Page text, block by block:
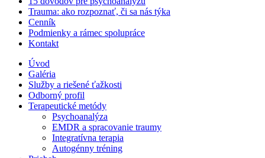
Trauma: ako rozpoznať, či sa nás týka
Cenník
Podmienky a rámec spolupráce
Kontakt
Úvod
Galéria
Služby a riešené ťažkosti
Odborný profil
Terapeutické metódy
Psychoanalýza
EMDR a spracovanie traumy
Integratívna terapia
Autogénny tréning